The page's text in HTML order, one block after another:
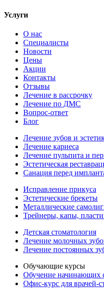
Услуги
О нас
Специалисты
Новости
Цены
Акции
Контакты
Отзывы
Лечение в рассрочку
Лечение по ДМС
Вопрос-ответ
Блог
Лечение зубов и
Лечение кариеса
Лечение пульпита и
Эстетическая
Санация перед
Исправление прикуса
Эстетические брекеты
Металлические
Трейнеры, капы,
Детская стоматология
Лечение молочных
Лечение постоянных
Обучающие курсы
Обучение начинающих
Офис-курс для врачей-